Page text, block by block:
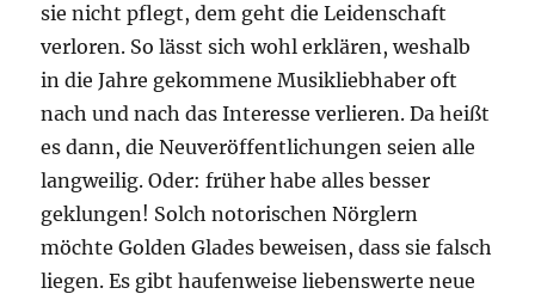
sie nicht pflegt, dem geht die Leidenschaft
verloren. So lässt sich wohl erklären, weshalb
in die Jahre gekommene Musikliebhaber oft
nach und nach das Interesse verlieren. Da heißt
es dann, die Neuveröffentlichungen seien alle
langweilig. Oder: früher habe alles besser
geklungen! Solch notorischen Nörglern
möchte Golden Glades beweisen, dass sie falsch
liegen. Es gibt haufenweise liebenswerte neue